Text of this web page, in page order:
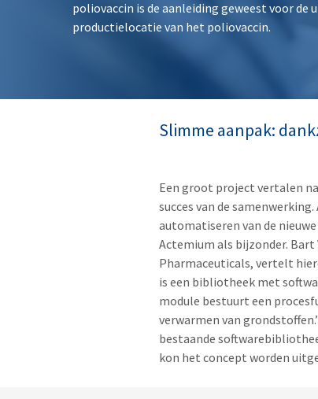
poliovaccin is de aanleiding geweest voor
productielocatie van het poliovaccin.
Slimme aanpak:
Een groot project vertalen
succes van de
automatiseren van de
Actemium als bijzonder.
Pharmaceuticals, vertelt
is een bibliotheek met
module bestuurt een
verwarmen van
bestaande
kon het concept worden